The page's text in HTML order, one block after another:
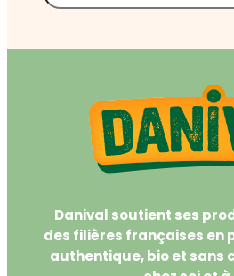
Danival soutient ses
des filières françaises en
authentique, bio et sans